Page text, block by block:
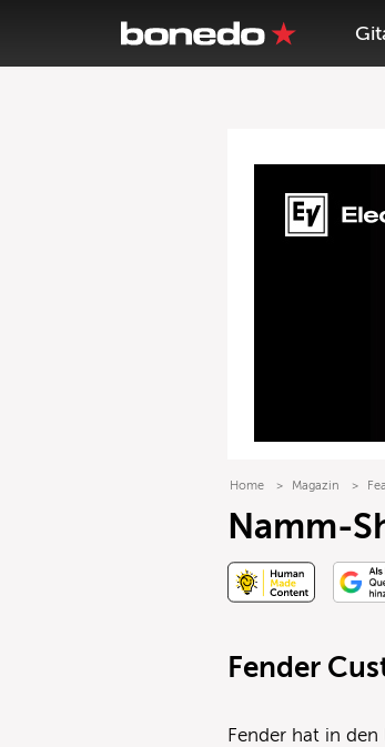
Home Magazin
Namm-
Fender
Fender hat in